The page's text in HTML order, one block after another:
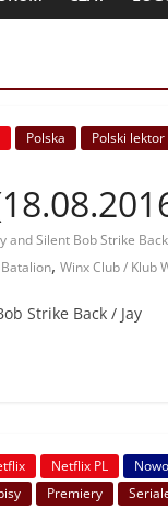
Polska
Polski lektor
and Silent Bob Strike
, Winx Club / Klub
Strike Back / Jay
Netflix PL
Premiery